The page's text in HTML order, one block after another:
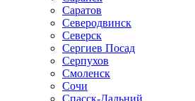
Саратов
Северодвинск
Северск
Сергиев Посад
Серпухов
Смоленск
Сочи
Спасск-Дальний